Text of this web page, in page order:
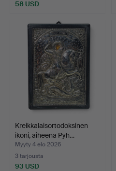
58 USD
Kreikkalaisortodoksinen
ikoni, aiheena Pyh…
Myyty 4 elo 2026
3 tarjousta
93 USD